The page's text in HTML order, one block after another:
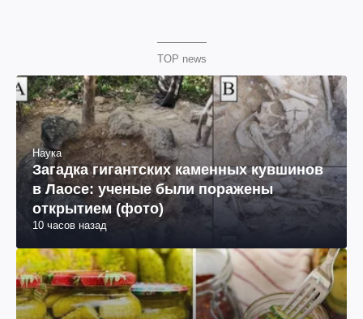
TOP news
Наука
Загадка гигантских каменных кувшинов
в Лаосе: ученые были поражены
открытием (фото)
10 часов назад